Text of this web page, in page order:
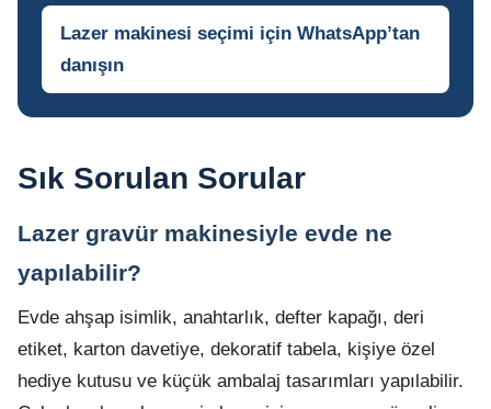
Lazer makinesi seçimi için WhatsApp’tan
danışın
Sık Sorulan Sorular
Lazer gravür makinesiyle evde ne
yapılabilir?
Evde ahşap isimlik, anahtarlık, defter kapağı, deri
etiket, karton davetiye, dekoratif tabela, kişiye özel
hediye kutusu ve küçük ambalaj tasarımları yapılabilir.